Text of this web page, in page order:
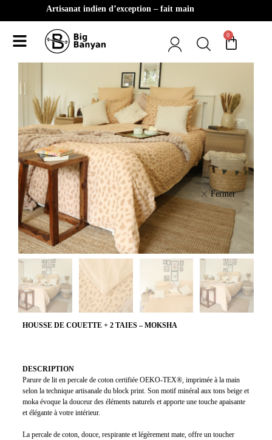
Artisanat indien d’exception – fait main
0
HOUSSE DE COUETTE + 2 TAIES – MOKSHA
DESCRIPTION
Parure de lit en percale de coton certifiée OEKO-TEX®, imprimée à la main
selon la technique artisanale du block print. Son motif minéral aux tons beige et
moka évoque la douceur des éléments naturels et apporte une touche apaisante
et élégante à votre intérieur.
La percale de coton, douce, respirante et légèrement mate, offre un toucher
Fermer